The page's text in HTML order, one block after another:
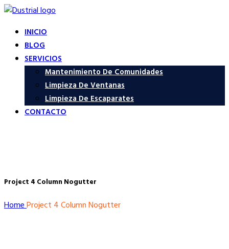
INICIO
BLOG
SERVICIOS
Mantenimiento De Comunidades
Limpieza De Ventanas
Limpieza De Escaparates
CONTACTO
Project 4 Column Nogutter
HomeProject 4 Column Nogutter